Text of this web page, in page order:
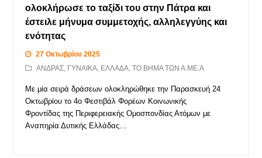
ολοκλήρωσε το ταξίδι του στην Πάτρα και
έστειλε μήνυμα συμμετοχής, αλληλεγγύης και
ενότητας
27 Οκτωβρίου 2025
ΑΝΔΡΑΣ, ΓΥΝΑΙΚΑ, ΕΛΛΑΔΑ,ΤΟ ΒΗΜΑ ΤΩΝ Α.ΜΕ.Α
Με μία σειρά δράσεων ολοκληρώθηκε την Παρασκευή 24
Οκτωβρίου το 4ο Φεστιβάλ Φορέων Κοινωνικής
Φροντίδας της Περιφερειακής Ομοσπονδίας Ατόμων με
Αναπηρία Δυτικής Ελλάδας…